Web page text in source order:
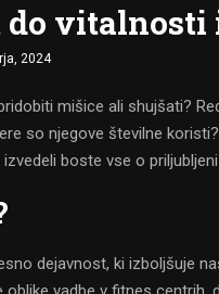
do vitalnosti
2024
mišice ali shujšati?
so njegove številne
boste vse o
dejavnost, ki izboljšuje